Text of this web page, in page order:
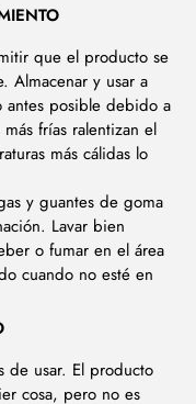
que el producto se
Almacenar y usar a
antes posible debido a
frías ralentizan el
más cálidas lo
y guantes de goma
Lavar bien
o fumar en el área
cuando no esté en
de usar. El producto
cosa, pero no es